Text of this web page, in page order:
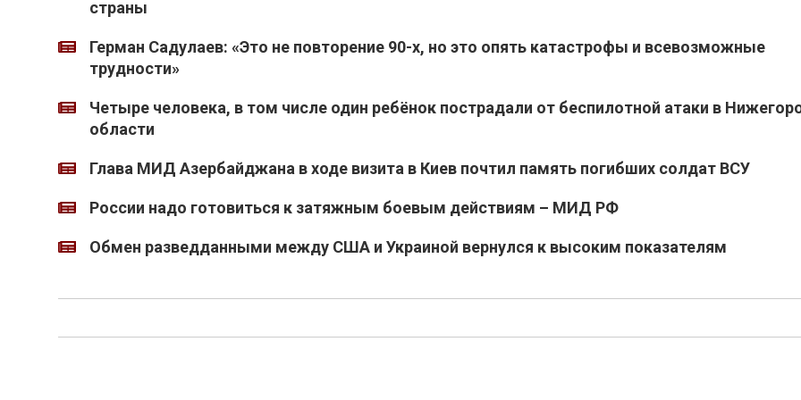
страны
Герман Садулаев: «Это не повторение 90-х, но это опять катастрофы и всевозможные
трудности»
Четыре человека, в том числе один ребёнок пострадали от беспилотной атаки в
области
Глава МИД Азербайджана в ходе визита в Киев почтил память погибших солдат ВСУ
России надо готовиться к затяжным боевым действиям – МИД РФ
Обмен разведданными между США и Украиной вернулся к высоким показателям